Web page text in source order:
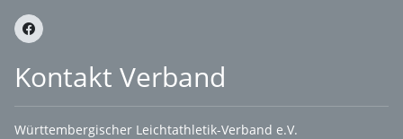
Kontakt Verband
Württembergischer Leichtathletik-Verband e.V.